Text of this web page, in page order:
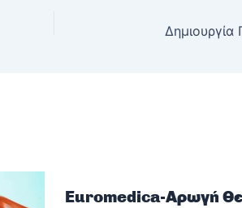
Euromedica-Αρωγή